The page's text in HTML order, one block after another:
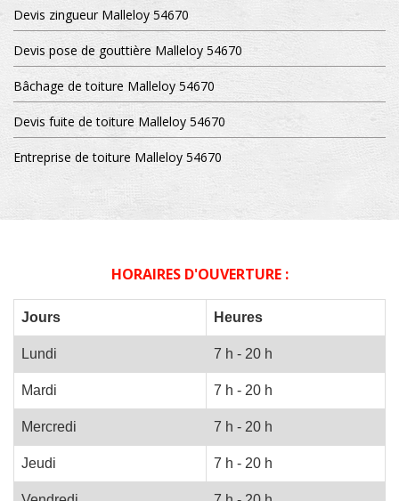
Devis zingueur Malleloy 54670
Devis pose de gouttière Malleloy 54670
Bâchage de toiture Malleloy 54670
Devis fuite de toiture Malleloy 54670
Entreprise de toiture Malleloy 54670
HORAIRES D'OUVERTURE :
Jours Heures
Lundi 7 h - 20 h
Mardi 7 h - 20 h
Mercredi 7 h - 20 h
Jeudi 7 h - 20 h